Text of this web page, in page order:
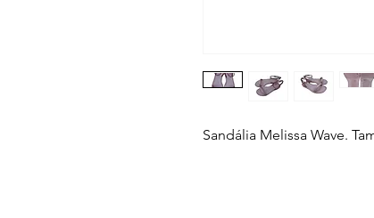
Sandália Melissa Wave.